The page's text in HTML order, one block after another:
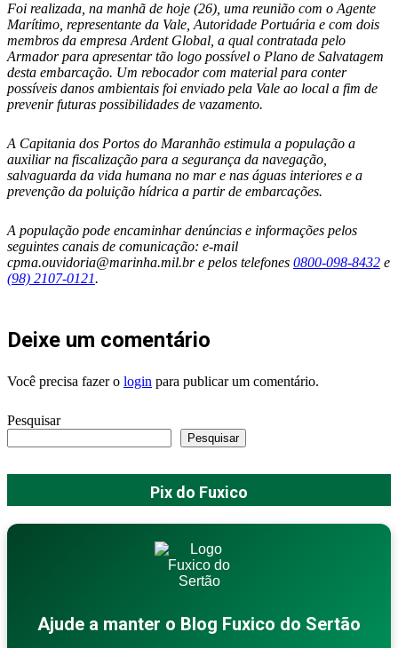
Foi realizada, na manhã de hoje (26), uma reunião com o Agente
Marítimo, representante da Vale, Autoridade Portuária e com dois
membros da empresa Ardent Global, a qual contratada pelo
Armador para apresentar tão logo possível o Plano de Salvatagem
desta embarcação. Um rebocador com material para conter
possíveis danos ambientais foi enviado pela Vale ao local a fim de
prevenir futuras possibilidades de vazamento.
A Capitania dos Portos do Maranhão estimula a população a
auxiliar na fiscalização para a segurança da navegação,
salvaguarda da vida humana no mar e nas águas interiores e a
prevenção da poluição hídrica a partir de embarcações.
A população pode encaminhar denúncias e informações pelos
seguintes canais de comunicação: e-mail
cpma.ouvidoria@marinha.mil.br e pelos telefones 0800-098-8432 e
(98) 2107-0121.
Deixe um comentário
Você precisa fazer o login para publicar um comentário.
Pesquisar
Pesquisar
Pix do Fuxico
Ajude a manter o Blog Fuxico do Sertão